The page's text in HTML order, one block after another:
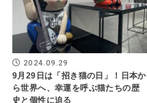
2024.09.29
9月29日は「招き猫の日」！日本か
ら世界へ、幸運を呼ぶ猫たちの歴
史と個性に迫る